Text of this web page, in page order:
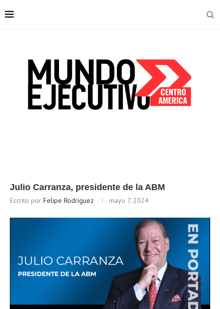
Julio Carranza, presidente de la ABM
Escrito por Felipe Rodríguez mayo 7, 2024